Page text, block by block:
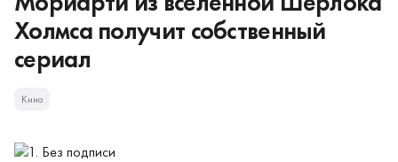
Холмса получит собственный
сериал
Кино